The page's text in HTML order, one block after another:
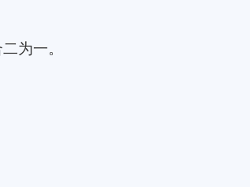
为一。